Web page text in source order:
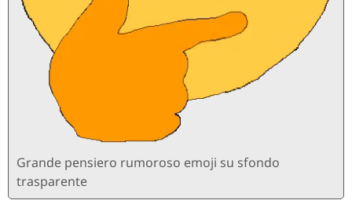
Grande pensiero rumoroso emoji su sfondo
trasparente